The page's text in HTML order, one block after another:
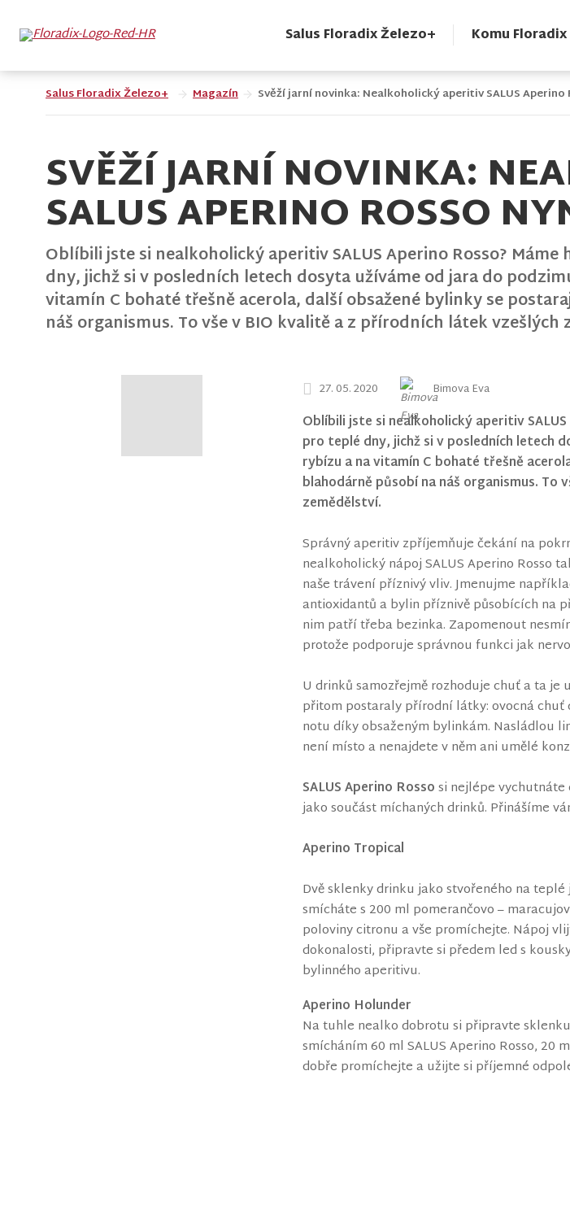
Salus Floradix Železo+ Komu
Salus Floradix Železo+ Magazín Svěží jarní novinka: Nealkoholický aperitiv SALUS Aperino
SVĚŽÍ JARNÍ NOVINKA:
SALUS APERINO ROSSO
Oblíbili jste si nealkoholický aperitiv SALUS Aperino Rosso?
dny, jichž si v posledních letech dosyta užíváme od jara do
vitamín C bohaté třešně acerola, další obsažené bylinky se
náš organismus. To vše v BIO kvalitě a z přírodních látek
27. 05. 2020 Bimova Eva
Oblíbili jste si nealkoholický aperitiv
pro teplé dny, jichž si v posledních letech
rybízu a na vitamín C bohaté třešně
blahodárně působí na náš organismus.
zemědělství.
Správný aperitiv zpříjemňuje čekání na
nealkoholický nápoj SALUS Aperino Rosso
naše trávení příznivý vliv. Jmenujme
antioxidantů a bylin příznivě působících na
nim patří třeba bezinka. Zapomenout
protože podporuje správnou funkci jak
U drinků samozřejmě rozhoduje chuť a ta je
přitom postaraly přírodní látky: ovocná
notu díky obsaženým bylinkám. Nasládlou
není místo a nenajdete v něm ani umělé
SALUS Aperino Rossosi nejlépe vychutnáte
jako součást míchaných drinků. Přinášíme
Aperino Tropical
Dvě sklenky drinku jako stvořeného na
smícháte s 200 ml pomerančovo –
poloviny citronu a vše promíchejte. Nápoj
dokonalosti, připravte si předem led s
bylinného aperitivu.
Aperino Holunder
Na tuhle nealko dobrotu si připravte
smícháním 60 ml SALUS Aperino Rosso,
dobře promíchejte a užijte si příjemné